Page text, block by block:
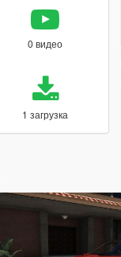
0 видео
1 загрузка